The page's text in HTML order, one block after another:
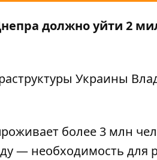
должно уйти 2
Украины
более 3 млн
— необходимость для